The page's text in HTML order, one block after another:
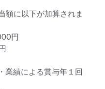
額に以下が加算されま
円
業績による賞与年１回